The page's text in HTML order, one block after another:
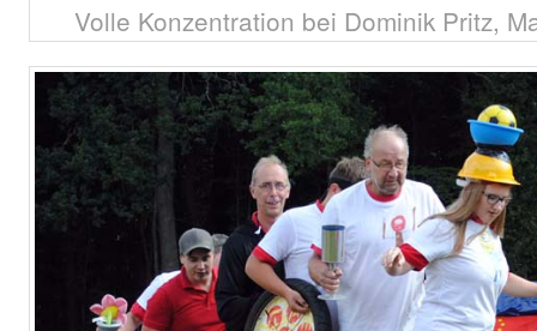
Volle Konzentration bei Dominik Pritz,